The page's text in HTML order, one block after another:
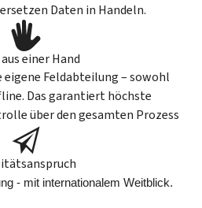
Daten in Handeln.
einer Hand
eigene Feldabteilung – sowohl
Das garantiert höchste
über den gesamten Prozess
- mit internationalem Weitblick.